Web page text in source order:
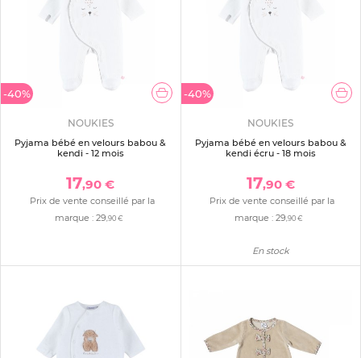
-40%
NOUKIES
Pyjama bébé en velours babou &
kendi - 12 mois
17,90 €
Prix de vente conseillé par la
marque : 29,90 €
-40%
NOUKIES
Pyjama bébé en velours babou &
kendi écru - 18 mois
17,90 €
Prix de vente conseillé par la
marque :29,90 €
En stock